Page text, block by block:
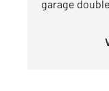
garage